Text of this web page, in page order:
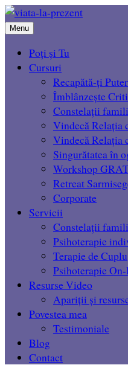
Menu
Poți și Tu
Cursuri
Recapătă-ți
Îmblânzește
Constelații
Vindecă Relația
Vindecă Relația
Singurătatea în
Workshop
Retreat
Corporate
Servicii
Constelații
Psihoterapie
Terapie de Cuplu
Psihoterapie
Resurse Video
Apariții și
Povestea mea
Testimoniale
Blog
Contact